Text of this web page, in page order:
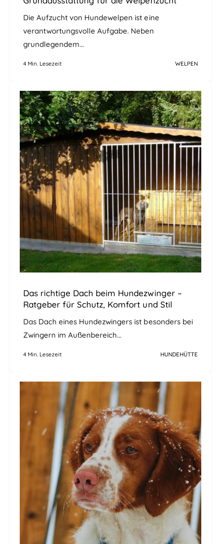
Die Aufzucht von Hundewelpen ist eine
verantwortungsvolle Aufgabe. Neben
grundlegendem...
4 Min. Lesezeit WELPEN
Das richtige Dach beim Hundezwinger –
Ratgeber für Schutz, Komfort und Stil
Das Dach eines Hundezwingers ist besonders bei
Zwingern im Außenbereich...
4 Min. Lesezeit HUNDEHÜTTE